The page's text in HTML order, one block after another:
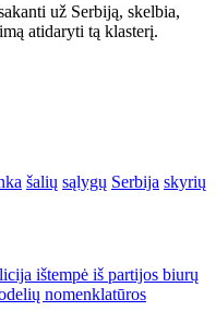
už Serbiją, skelbia,
atidaryti tą klasterį.
šalių sąlygų Serbija skyrių
ištempė iš partijos biurų
nomenklatūros